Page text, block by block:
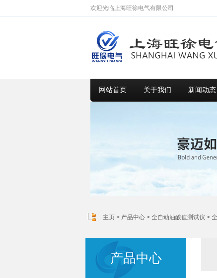
欢迎光临上海旺徐电气有限公司
网站首页 关于我们 新闻动态
主页 > 产品中心 > 全自动油酸值测试仪 >
产品中心